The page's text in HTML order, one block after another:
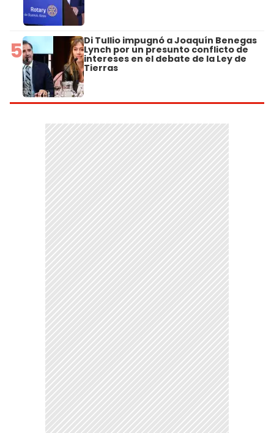
5 Di Tullio impugnó a Joaquín Benegas
Lynch por un presunto conflicto de
intereses en el debate de la Ley de
Tierras